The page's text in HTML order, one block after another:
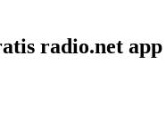
radio.net app